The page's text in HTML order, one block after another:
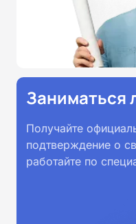
Получайте
подтверждение о
работайте по